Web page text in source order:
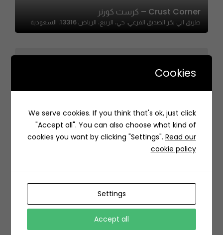
Crust Corner – كرست كورنر
طريق ابي بكر الصديق الفرعي، حي، الربيع، الرياض 13316، السعودية
Good Hood | جود هود
H4FX+P6 Ar Rawdah, Jeddah Saudi Arabia
طريق سعد بن عبدالرحمن الأول الفرعي، الروابي،، الروابي، الرياض
Cookies
We serve cookies. If you think that's ok, just click
"Accept all". You can also choose what kind of
cookies you want by clicking "Settings". Read our
cookie policy
Settings
Accept all